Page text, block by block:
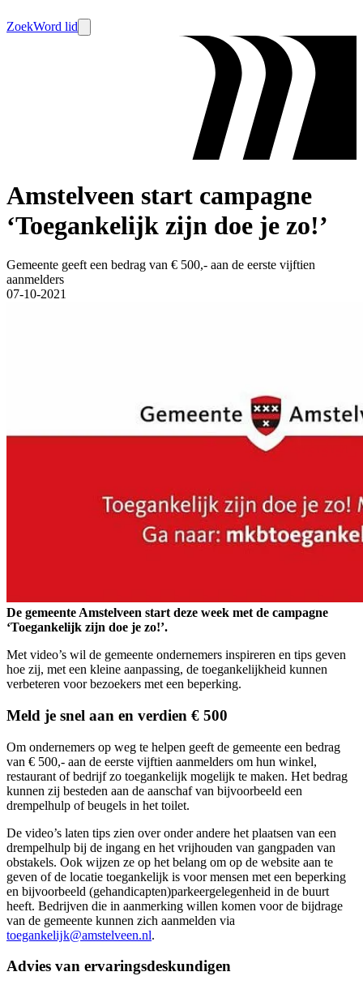
ZoekWord lid
Amstelveen start campagne
‘Toegankelijk zijn doe je zo!’
Gemeente geeft een bedrag van € 500,- aan de eerste vijftien
aanmelders
07-10-2021
De gemeente Amstelveen start deze week met de campagne
‘Toegankelijk zijn doe je zo!’.
Met video’s wil de gemeente ondernemers inspireren en tips geven
hoe zij, met een kleine aanpassing, de toegankelijkheid kunnen
verbeteren voor bezoekers met een beperking.
Meld je snel aan en verdien € 500
Om ondernemers op weg te helpen geeft de gemeente een bedrag
van € 500,- aan de eerste vijftien aanmelders om hun winkel,
restaurant of bedrijf zo toegankelijk mogelijk te maken. Het bedrag
kunnen zij besteden aan de aanschaf van bijvoorbeeld een
drempelhulp of beugels in het toilet.
De video’s laten tips zien over onder andere het plaatsen van een
drempelhulp bij de ingang en het vrijhouden van gangpaden van
obstakels. Ook wijzen ze op het belang om op de website aan te
geven of de locatie toegankelijk is voor mensen met een beperking
en bijvoorbeeld (gehandicapten)parkeergelegenheid in de buurt
heeft. Bedrijven die in aanmerking willen komen voor de bijdrage
van de gemeente kunnen zich aanmelden via
toegankelĳk@amstelveen.nl.
Advies van ervaringsdeskundigen